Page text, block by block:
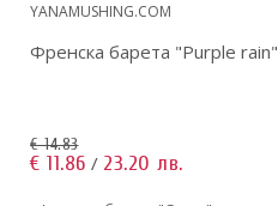
YANAMUSHING.COM
Френска барета "Purple rain"
€ 14.83
€ 11.86 / 23.20 лв.